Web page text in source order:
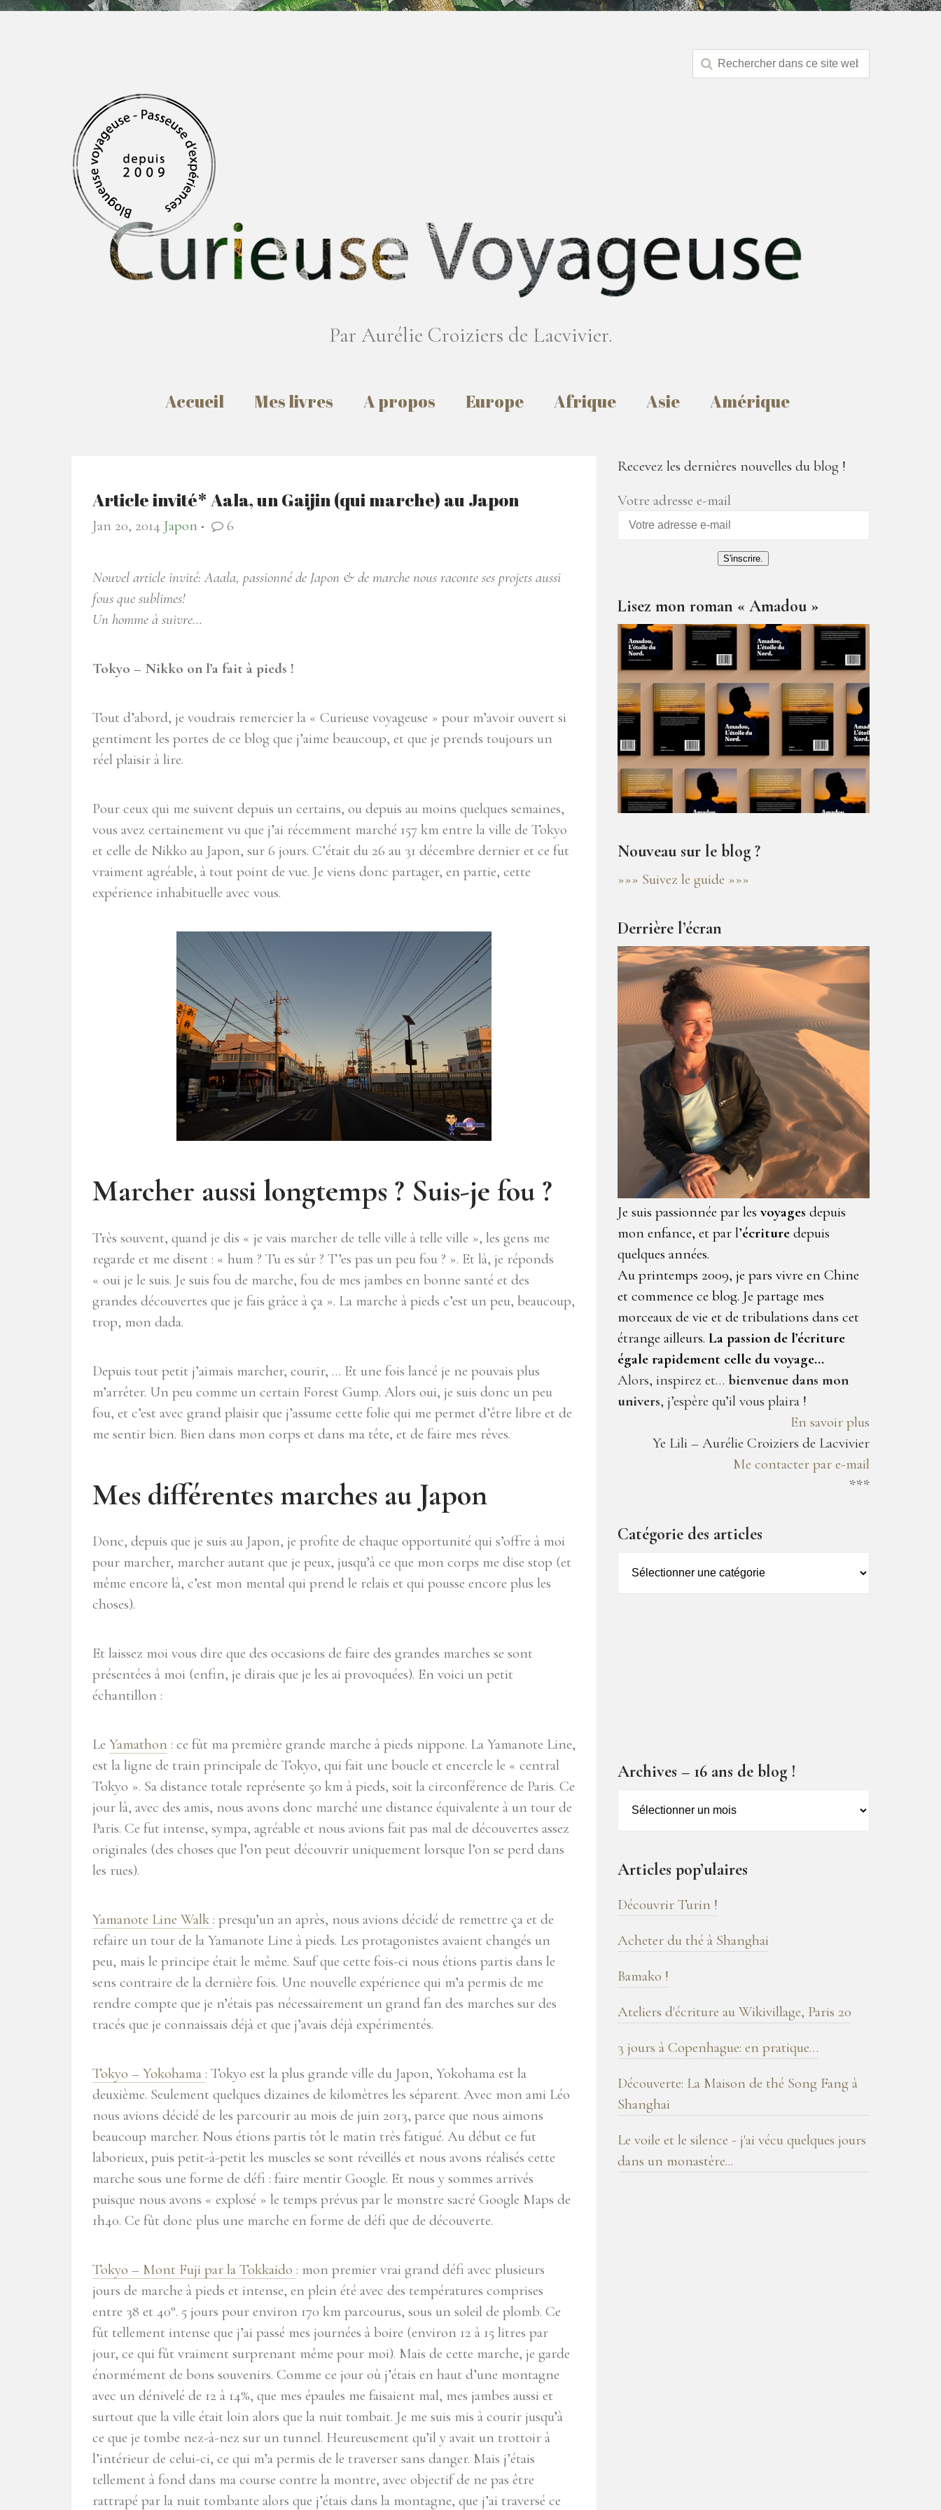
Par Aurélie Croiziers de Lacvivier.
Accueil Mes livres A propos Europe Afrique Asie Amérique
Article invité* Aala, un Gaijin (qui marche) au Japon
Jan 20, 2014 Japon ● 6
Nouvel article invité: Aaala, passionné de Japon & de marche nous raconte ses projets aussi
fous que sublimes!
Un homme à suivre…
Tokyo – Nikko on l’a fait à pieds !
Tout d’abord, je voudrais remercier la « Curieuse voyageuse » pour m’avoir ouvert si
gentiment les portes de ce blog que j’aime beaucoup, et que je prends toujours un
réel plaisir à lire.
Pour ceux qui me suivent depuis un certains, ou depuis au moins quelques semaines,
vous avez certainement vu que j’ai récemment marché 157 km entre la ville de Tokyo
et celle de Nikko au Japon, sur 6 jours. C’était du 26 au 31 décembre dernier et ce fut
vraiment agréable, à tout point de vue. Je viens donc partager, en partie, cette
expérience inhabituelle avec vous.
Marcher aussi longtemps ? Suis-je fou ?
Très souvent, quand je dis « je vais marcher de telle ville à telle ville », les gens me
regarde et me disent : « hum ? Tu es sûr ? T’es pas un peu fou ? ». Et là, je réponds
« oui je le suis. Je suis fou de marche, fou de mes jambes en bonne santé et des
grandes découvertes que je fais grâce à ça ». La marche à pieds c’est un peu, beaucoup,
trop, mon dada.
Depuis tout petit j’aimais marcher, courir, … Et une fois lancé je ne pouvais plus
m’arrêter. Un peu comme un certain Forest Gump. Alors oui, je suis donc un peu
fou, et c’est avec grand plaisir que j’assume cette folie qui me permet d’être libre et de
me sentir bien. Bien dans mon corps et dans ma tête, et de faire mes rêves.
Mes différentes marches au Japon
Donc, depuis que je suis au Japon, je profite de chaque opportunité qui s’offre à moi
pour marcher, marcher autant que je peux, jusqu’à ce que mon corps me dise stop (et
même encore là, c’est mon mental qui prend le relais et qui pousse encore plus les
choses).
Et laissez moi vous dire que des occasions de faire des grandes marches se sont
présentées à moi (enfin, je dirais que je les ai provoquées). En voici un petit
échantillon :
Le Yamathon : ce fût ma première grande marche à pieds nippone. La Yamanote Line,
est la ligne de train principale de Tokyo, qui fait une boucle et encercle le « central
Tokyo ». Sa distance totale représente 50 km à pieds, soit la circonférence de Paris. Ce
jour là, avec des amis, nous avons donc marché une distance équivalente à un tour de
Paris. Ce fut intense, sympa, agréable et nous avions fait pas mal de découvertes assez
originales (des choses que l’on peut découvrir uniquement lorsque l’on se perd dans
les rues).
Yamanote Line Walk : presqu’un an après, nous avions décidé de remettre ça et de
refaire un tour de la Yamanote Line à pieds. Les protagonistes avaient changés un
peu, mais le principe était le même. Sauf que cette fois-ci nous étions partis dans le
sens contraire de la dernière fois. Une nouvelle expérience qui m’a permis de me
rendre compte que je n’étais pas nécessairement un grand fan des marches sur des
tracés que je connaissais déjà et que j’avais déjà expérimentés.
Tokyo – Yokohama : Tokyo est la plus grande ville du Japon, Yokohama est la
deuxième. Seulement quelques dizaines de kilomètres les séparent. Avec mon ami Léo
nous avions décidé de les parcourir au mois de juin 2013, parce que nous aimons
beaucoup marcher. Nous étions partis tôt le matin très fatigué. Au début ce fut
laborieux, puis petit-à-petit les muscles se sont réveillés et nous avons réalisés cette
marche sous une forme de défi : faire mentir Google. Et nous y sommes arrivés
puisque nous avons « explosé » le temps prévus par le monstre sacré Google Maps de
1h40. Ce fût donc plus une marche en forme de défi que de découverte.
Tokyo – Mont Fuji par la Tokkaido : mon premier vrai grand défi avec plusieurs
jours de marche à pieds et intense, en plein été avec des températures comprises
entre 38 et 40°. 5 jours pour environ 170 km parcourus, sous un soleil de plomb. Ce
fût tellement intense que j’ai passé mes journées à boire (environ 12 à 15 litres par
jour, ce qui fût vraiment surprenant même pour moi). Mais de cette marche, je garde
énormément de bons souvenirs. Comme ce jour où j’étais en haut d’une montagne
avec un dénivelé de 12 à 14%, que mes épaules me faisaient mal, mes jambes aussi et
surtout que la ville était loin alors que la nuit tombait. Je me suis mis à courir jusqu’à
ce que je tombe nez-à-nez sur un tunnel. Heureusement qu’il y avait un trottoir à
l’intérieur de celui-ci, ce qui m’a permis de le traverser sans danger. Mais j’étais
tellement à fond dans ma course contre la montre, avec objectif de ne pas être
rattrapé par la nuit tombante alors que j’étais dans la montagne, que j’ai traversé ce
Recevez les dernières nouvelles du blog !
Votre adresse e-mail
S'inscrire.
Lisez mon roman « Amadou »
Nouveau sur le blog ?
»»» Suivez le guide »»»
Derrière l’écran
Je suis passionnée par les voyages depuis
mon enfance, et par l’écriture depuis
quelques années.
Au printemps 2009, je pars vivre en Chine
et commence ce blog. Je partage mes
morceaux de vie et de tribulations dans cet
étrange ailleurs. La passion de l’écriture
égale rapidement celle du voyage…
Alors, inspirez et… bienvenue dans mon
univers, j’espère qu’il vous plaira !
En savoir plus
Ye Lili – Aurélie Croiziers de Lacvivier
Me contacter par e-mail
***
Catégorie des articles
des
Archives – 16 ans de blog !
de
blog
!
Articles pop’ulaires
Découvrir Turin !
Acheter du thé à Shanghai
Bamako !
Ateliers d'écriture au Wikivillage, Paris 20
3 jours à Copenhague: en pratique…
Découverte: La Maison de thé Song Fang à
Shanghai
Le voile et le silence - j'ai vécu quelques jours
dans un monastère...